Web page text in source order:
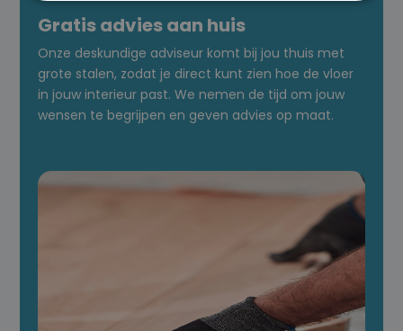
Gratis advies aan huis
Onze deskundige adviseur komt bij jou thuis met
grote stalen, zodat je direct kunt zien hoe de vloer
in jouw interieur past. We nemen de tijd om jouw
wensen te begrijpen en geven advies op maat.